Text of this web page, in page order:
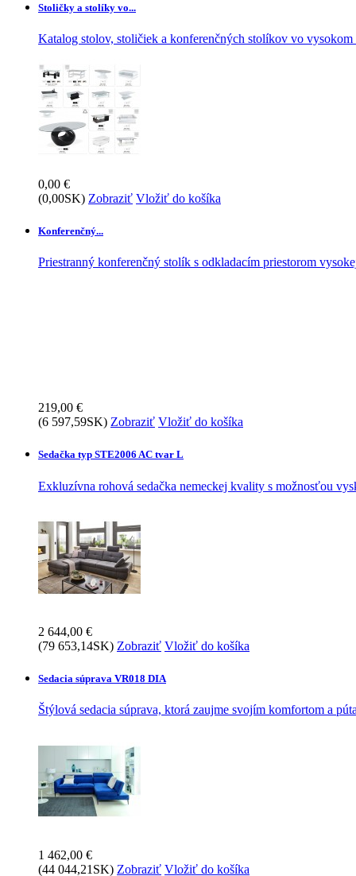
Stoličky a stolíky vo...
Katalog stolov, stoličiek a konferenčných stolíkov vo
0,00 €
(0,00SK) Zobraziť Vložiť do košíka
Konferenčný...
Priestranný konferenčný stolík s odkladacím priestorom
219,00 €
(6 597,59SK) Zobraziť Vložiť do košíka
Sedačka typ STE2006 AC tvar L
Exkluzívna rohová sedačka nemeckej kvality s možnosťou
2 644,00 €
(79 653,14SK) Zobraziť Vložiť do košíka
Sedacia súprava VR018 DIA
Štýlová sedacia súprava, ktorá zaujme svojím komfortom a
1 462,00 €
(44 044,21SK) Zobraziť Vložiť do košíka